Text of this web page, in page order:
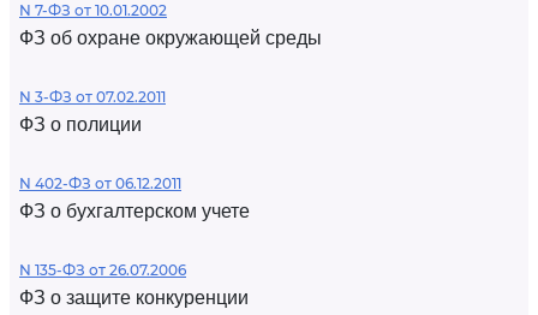
N 7-ФЗ от 10.01.2002
ФЗ об охране окружающей среды
N 3-ФЗ от 07.02.2011
ФЗ о полиции
N 402-ФЗ от 06.12.2011
ФЗ о бухгалтерском учете
N 135-ФЗ от 26.07.2006
ФЗ о защите конкуренции